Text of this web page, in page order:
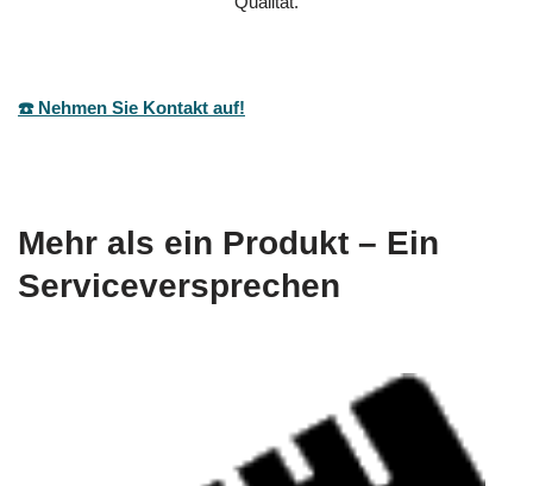
☎️ Nehmen Sie Kontakt auf!
Mehr als ein Produkt – Ein
Serviceversprechen